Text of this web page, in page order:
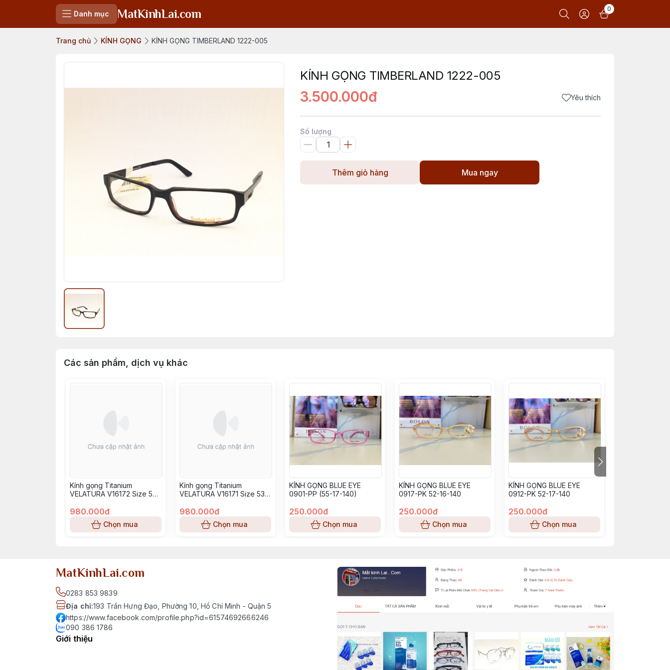
Danh mục MatKinhLai.com 0
Trang chủ KÍNH GỌNG KÍNH GỌNG TIMBERLAND 1222-005
KÍNH GỌNG TIMBERLAND 1222-005
3.500.000đ Yêu thích
Số lượng
Thêm giỏ hàng Mua ngay
Các sản phẩm, dịch vụ khác
Kính gọng Titanium
VELATURA V16172 Size 52-
980.000đ
Chọn mua
Kính gọng Titanium
VELATURA V16171 Size 53-
980.000đ
Chọn mua
KÍNH GỌNG BLUE EYE
0901-PP (55-17-140)
250.000đ
Chọn mua
KÍNH GỌNG BLUE EYE
0917-PK 52-16-140
250.000đ
Chọn mua
KÍNH GỌNG BLUE EYE
0912-PK 52-17-140
250.000đ
Chọn mua
MatKinhLai.com
0283 853 9839
Địa chỉ:193 Trần Hưng Đạo, Phường 10, Hồ Chí Minh - Quận 5
https://www.facebook.com/profile.php?id=61574692666246
090 386 1786
Giới thiệu